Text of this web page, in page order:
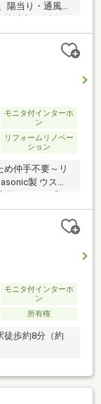
陽当り・通風良
む4部屋に面す
に勝手口付のサ
設備・床暖房
千早小学校 徒
プレス千早駅
探しをお手伝
ご相談はお気
モニタ付インターホ
ン
リフォームリノベー
ション
仲手不要～リ
製 ウスイ
暖房乾燥機
サイズ・タオル
ォシュレット
：リンナイ製
全室クロス張替
部交換 、網戸張
モニタ付インターホ
ン
所有権
徒歩約8分（約